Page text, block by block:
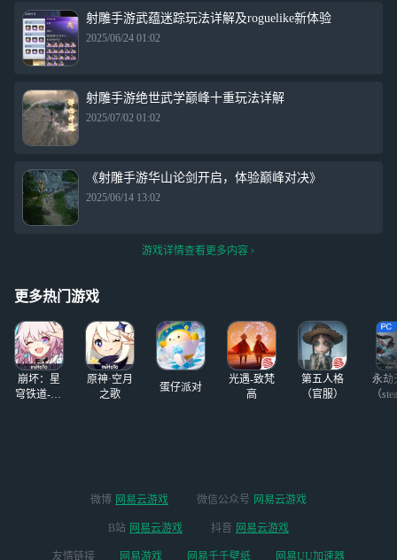
射雕手游武蕴迷踪玩法详解及roguelike新体验
2025/06/24 01:02
射雕手游绝世武学巅峰十重玩法详解
2025/07/02 01:02
《射雕手游华山论剑开启，体验巅峰对决》
2025/06/14 13:02
游戏详情查看更多内容
更多热门游戏
崩坏：星
穹铁道-4.4
原神·空月
之歌
蛋仔派对
光遇-致梵
高
第五人格
（官服）
永劫
（
微博 网易云游戏 微信公众号 网易云游戏
B站 网易云游戏 抖音 网易云游戏
友情链接 网易游戏 网易千千壁纸 网易UU加速器